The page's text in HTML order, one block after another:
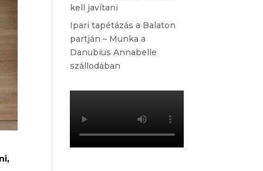
kell javítani
Ipari tapétázás a Balaton
partján – Munka a
Danubius Annabelle
szállodában